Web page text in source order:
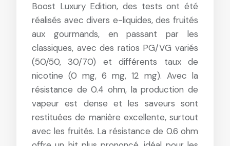
Boost Luxury Edition, des tests ont été
réalisés avec divers e-liquides, des fruités
aux gourmands, en passant par les
classiques, avec des ratios PG/VG variés
(50/50, 30/70) et différents taux de
nicotine (0 mg, 6 mg, 12 mg). Avec la
résistance de 0.4 ohm, la production de
vapeur est dense et les saveurs sont
restituées de manière excellente, surtout
avec les fruités. La résistance de 0.6 ohm